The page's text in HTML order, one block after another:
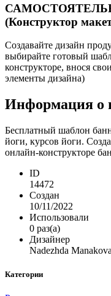
(Конструктор
Создавайте дизайн
выбирайте готовый
конструкторе, внося
элементы дизайна)
Информация о
Бесплатный шаблон
йоги, курсов йоги.
онлайн-конструкторе
ID
14472
Создан
10/11/2022
Использовали
0 раз(а)
Дизайнер
Nadezhda Manakova
Категории